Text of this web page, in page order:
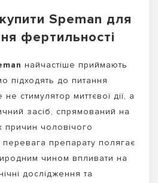
Speman для
фертильності
найчастіше приймають
підходять до питання
не стимулятор миттєвої дії, а
засіб, спрямований на
причин чоловічого
препарату полягає
чином впливати на
дослідження та